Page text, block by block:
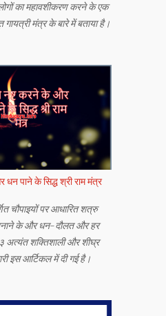
लोगों का महावशीकरण करने के एक
मंत्र के बारे में बताया है।
पाने के सिद्ध श्री राम मंत्र
चौपाइयों पर आधारित शत्रु
के और धन-दौलत और हर
अत्यंत शक्तिशाली और शीघ्र
इस आर्टिकल में दी गई है।